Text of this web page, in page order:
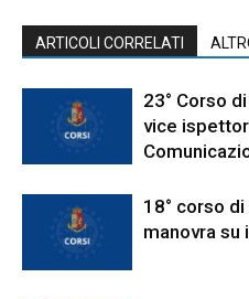
ARTICOLI CORRELATI
23° Corso
vice
18° corso
manovra su